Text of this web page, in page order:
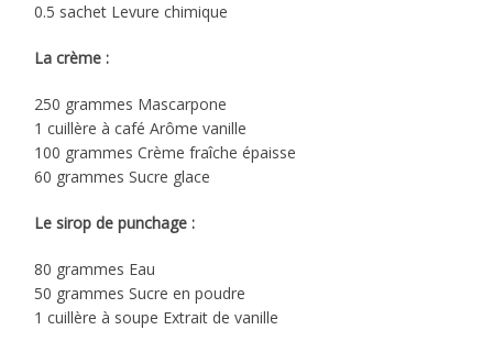
0.5 sachet Levure chimique
La crème :
250 grammes Mascarpone
1 cuillère à café Arôme vanille
100 grammes Crème fraîche épaisse
60 grammes Sucre glace
Le sirop de punchage :
80 grammes Eau
50 grammes Sucre en poudre
1 cuillère à soupe Extrait de vanille